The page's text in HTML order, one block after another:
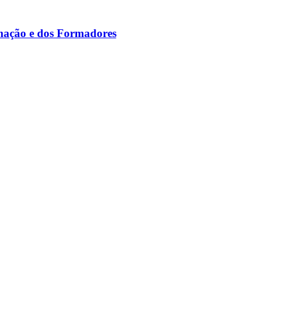
e dos Formadores